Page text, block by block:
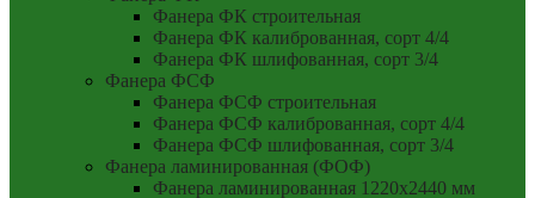
Фанера ФК строительная
Фанера ФК калиброванная, сорт 4/4
Фанера ФК шлифованная, сорт 3/4
Фанера ФСФ
Фанера ФСФ строительная
Фанера ФСФ калиброванная, сорт 4/4
Фанера ФСФ шлифованная, сорт 3/4
Фанера ламинированная (ФОФ)
Фанера ламинированная 1220x2440 мм